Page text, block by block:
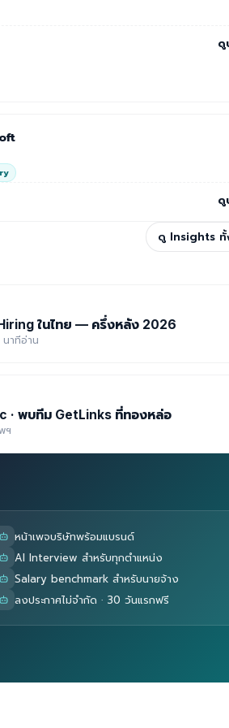
ดู
ดู
ดู Insights ทั้
ในไทย — ครึ่งหลัง 2026
นาทีอ่าน
· พบทีม GetLinks ที่ทองหล่อ
ฯ
หน้าเพจบริษัทพร้อมแบรนด์
AI Interview สำหรับทุกตำแหน่ง
Salary benchmark สำหรับนายจ้าง
ลงประกาศไม่จำกัด · 30 วันแรกฟรี